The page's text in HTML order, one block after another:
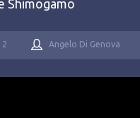
Shimogamo
Angelo Di Genova